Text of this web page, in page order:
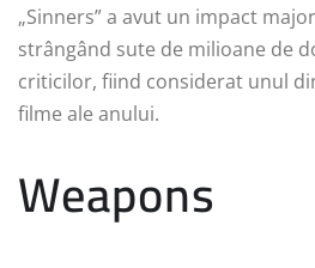
„Sinners” a avut un impact
strângând sute de milioane de
criticilor, fiind considerat unul
filme ale anului.
Weapons